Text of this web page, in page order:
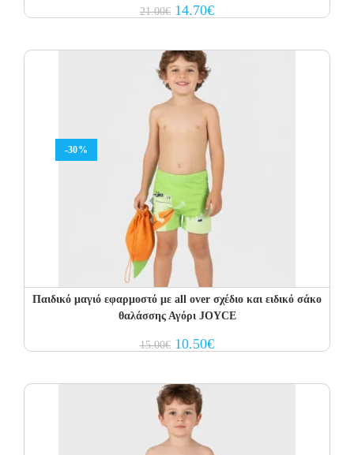
21.00€ Original
price
14.70€Current
price
-30%
Παιδικό μαγιό εφαρμοστό με all over σχέδιο και ειδικό σάκο
θαλάσσης Αγόρι JOYCE
15.00€ Original
price
10.50€Current
price